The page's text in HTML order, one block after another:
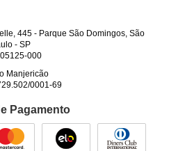
445 - Parque São Domingos, São
- SP
000
Manjericão
0001-69
Pagamento